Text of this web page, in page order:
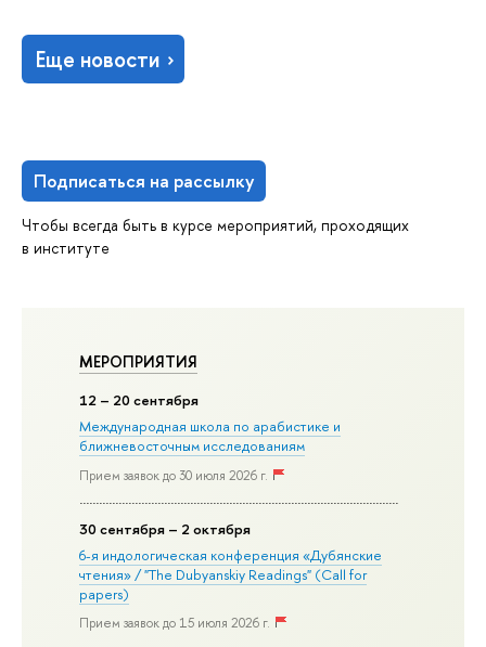
Подписаться на рассылку
Чтобы всегда быть в курсе мероприятий, проходящих
в институте
МЕРОПРИЯТИЯ
12 – 20 сентября
Международная школа по арабистике и
ближневосточным исследованиям
Прием заявок до 30 июля 2026 г.
30сентября – 2 октября
6-я индологическая конференция «Дубянские
чтения» / "The Dubyanskiy Readings" (Call for
papers)
Прием заявок до 15 июля 2026 г.
Еще новости